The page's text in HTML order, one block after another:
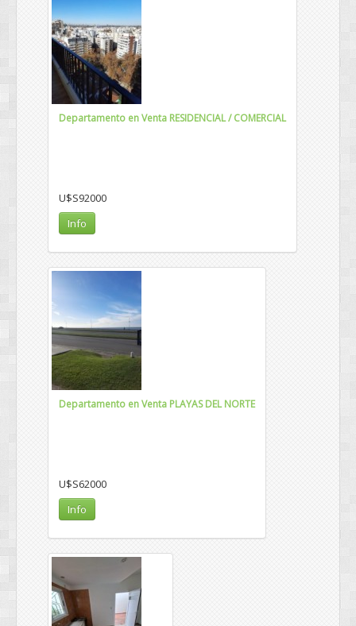
Departamento en Venta RESIDENCIAL / COMERCIAL
U$S92000
Info
Departamento en Venta PLAYAS DEL NORTE
U$S62000
Info